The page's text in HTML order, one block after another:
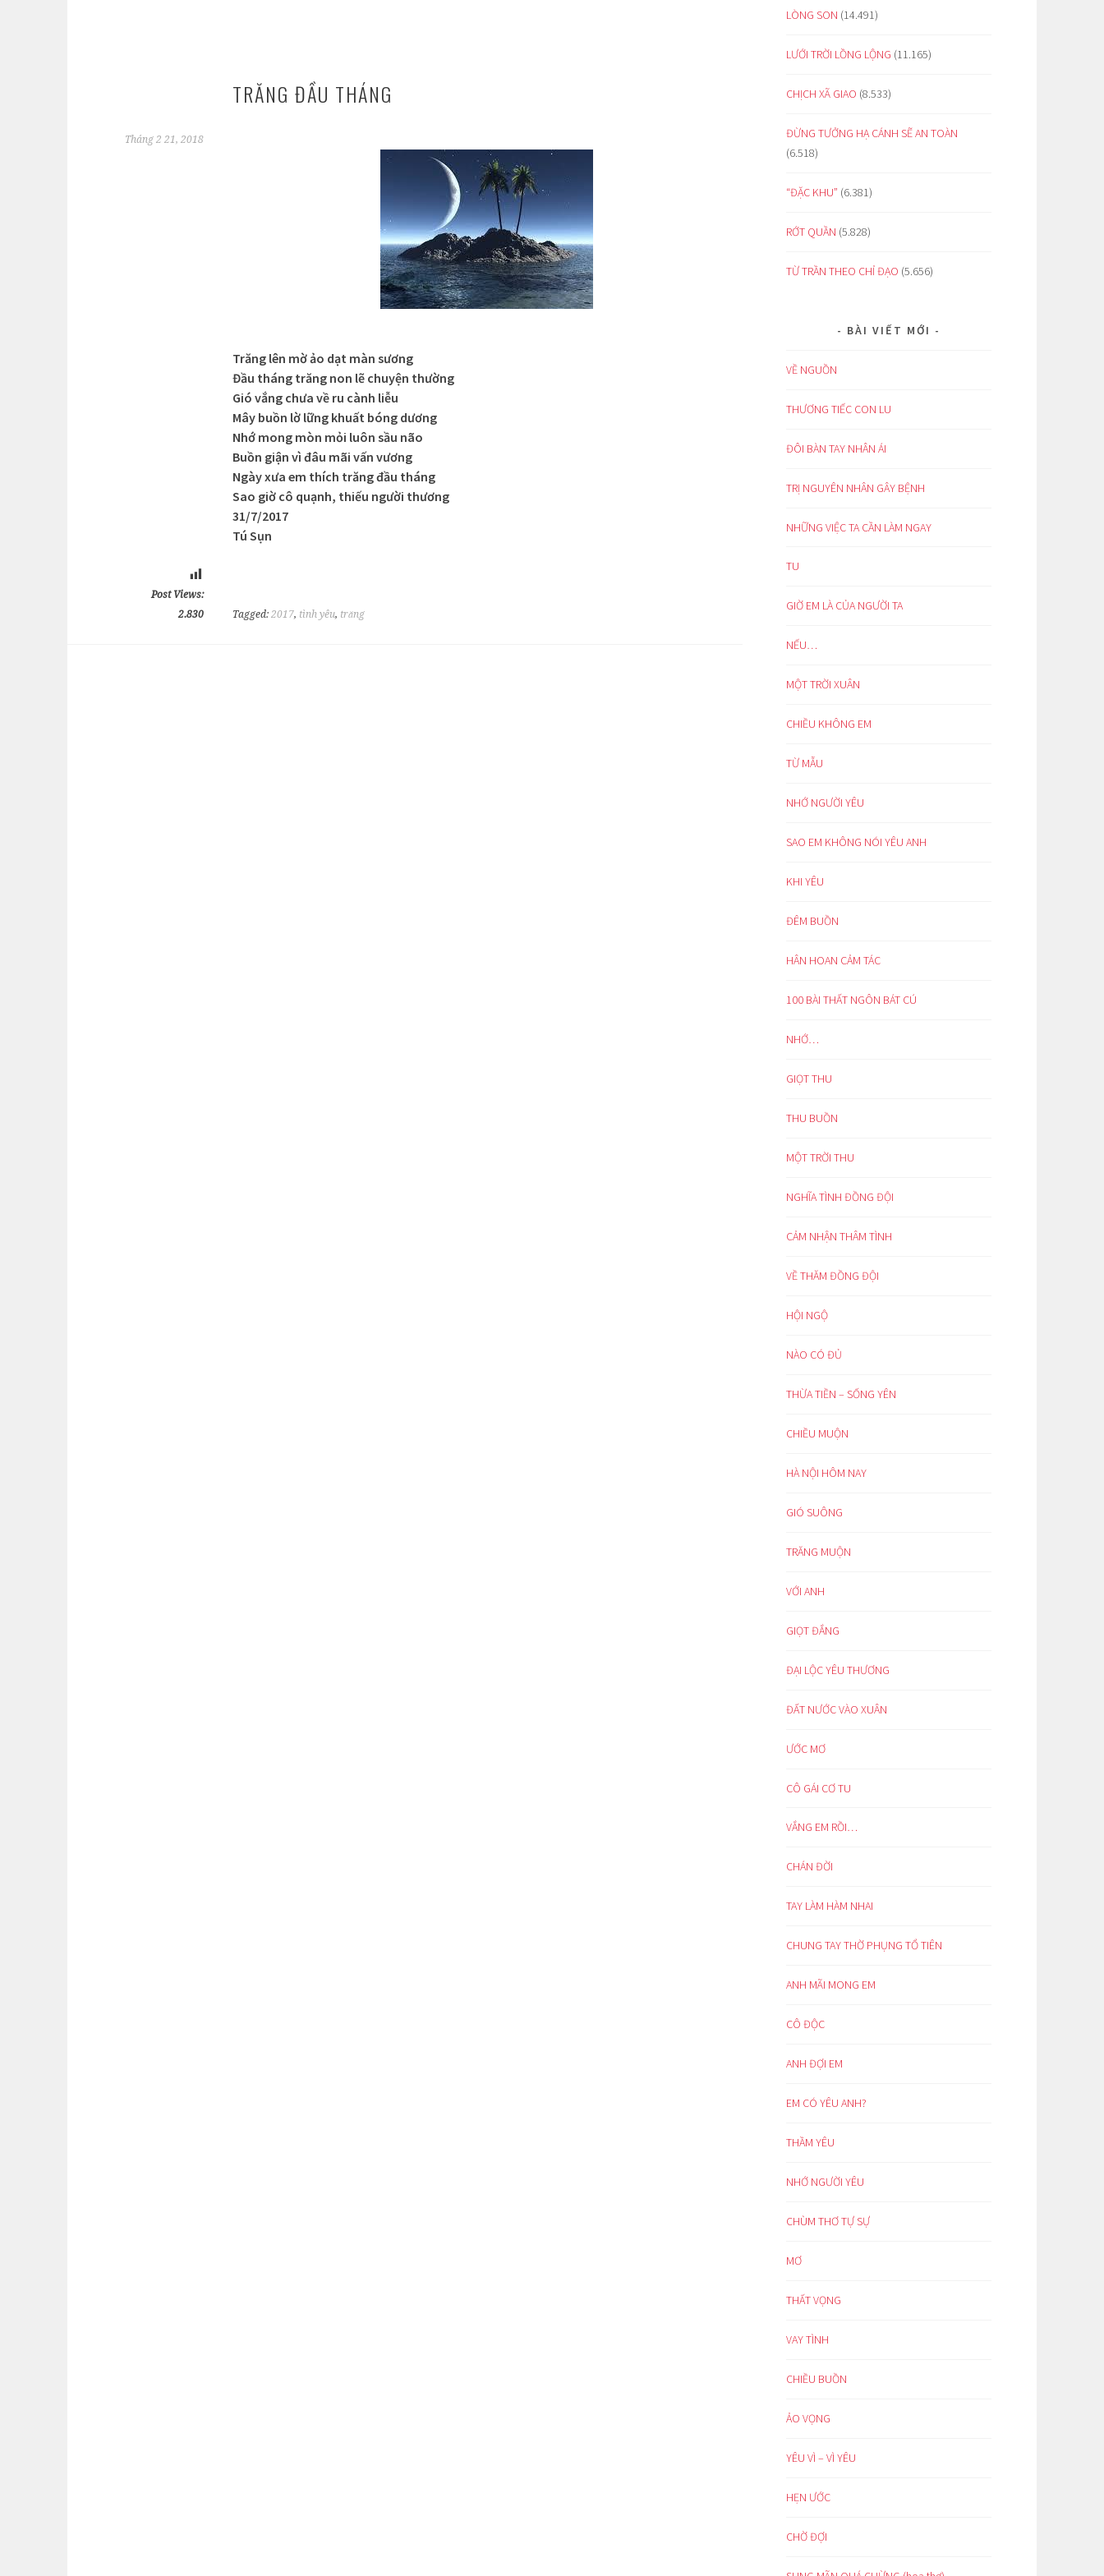
TRĂNG ĐẦU THÁNG
Tháng 2 21, 2018
Trăng lên mờ ảo dạt màn sương
Đầu tháng trăng non lẽ chuyện thường
Gió vắng chưa về ru cành liễu
Mây buồn lờ lững khuất bóng dương
Nhớ mong mòn mỏi luôn sầu não
Buồn giận vì đâu mãi vấn vương
Ngày xưa em thích trăng đầu tháng
Sao giờ cô quạnh, thiếu người thương
31/7/2017
Tú Sụn
Post Views:
2.830
Tagged: 2017, tình yêu, trăng
LÒNG SON (14.491)
LƯỚI TRỜI LỒNG LỘNG (11.165)
CHỊCH XÃ GIAO (8.533)
ĐỪNG TƯỞNG HẠ CÁNH SẼ AN TOÀN
(6.518)
“ĐẶC KHU” (6.381)
RỚT QUẦN (5.828)
TỪ TRẦN THEO CHỈ ĐẠO (5.656)
BÀI VIẾT MỚI
VỀ NGUỒN
THƯƠNG TIẾC CON LU
ĐÔI BÀN TAY NHÂN ÁI
TRỊ NGUYÊN NHÂN GÂY BỆNH
NHỮNG VIỆC TA CẦN LÀM NGAY
TU
GIỜ EM LÀ CỦA NGƯỜI TA
NẾU…
MỘT TRỜI XUÂN
CHIỀU KHÔNG EM
TỪ MẪU
NHỚ NGƯỜI YÊU
SAO EM KHÔNG NÓI YÊU ANH
KHI YÊU
ĐÊM BUỒN
HÂN HOAN CẢM TÁC
100 BÀI THẤT NGÔN BÁT CÚ
NHỚ…
GIỌT THU
THU BUỒN
MỘT TRỜI THU
NGHĨA TÌNH ĐỒNG ĐỘI
CẢM NHẬN THÂM TÌNH
VỀ THĂM ĐỒNG ĐỘI
HỘI NGỘ
NÀO CÓ ĐỦ
THỪA TIỀN – SỐNG YÊN
CHIỀU MUỘN
HÀ NỘI HÔM NAY
GIÓ SUÔNG
TRĂNG MUỘN
VỚI ANH
GIỌT ĐẮNG
ĐẠI LỘC YÊU THƯƠNG
ĐẤT NƯỚC VÀO XUÂN
ƯỚC MƠ
CÔ GÁI CƠ TU
VẮNG EM RỒI…
CHÁN ĐỜI
TAY LÀM HÀM NHAI
CHUNG TAY THỜ PHỤNG TỔ TIÊN
ANH MÃI MONG EM
CÔ ĐỘC
ANH ĐỢI EM
EM CÓ YÊU ANH?
THẦM YÊU
NHỚ NGƯỜI YÊU
CHÙM THƠ TỰ SỰ
MƠ
THẤT VỌNG
VAY TÌNH
CHIỀU BUỒN
ẢO VỌNG
YÊU VÌ – VÌ YÊU
HẸN ƯỚC
CHỜ ĐỢI